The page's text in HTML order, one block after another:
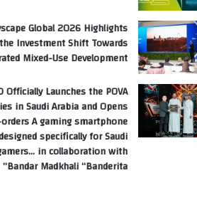
Global 2026 Highlights
the Investment Shift Towards
Mixed-Use Development
Officially Launches the POVA
in Saudi Arabia and Opens
A gaming smartphone
specifically for Saudi
in collaboration with
Bandar Madkhali “Banderita”